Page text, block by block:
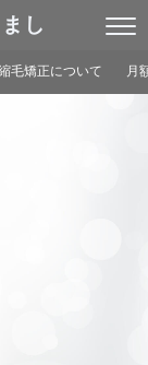
し
毛矯正について 月